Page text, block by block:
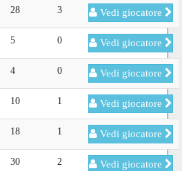
28 3 Vedi giocatore
5 0 Vedi giocatore
4 0 Vedi giocatore
10 1 Vedi giocatore
18 1 Vedi giocatore
30 2 Vedi giocatore